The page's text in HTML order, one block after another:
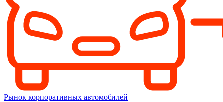
Рынок корпоративных автомобилей